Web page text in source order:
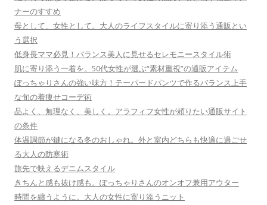
ナーのすすめ
母として、女性として。大人のライフスタイルに寄り添う通販とい
う選択
低身長ママ必見！バランス美人に見せるセレモニースタイル術
肌に寄り添う一着を。50代女性が選ぶ“素材重視”の通販アイテム
ぽっちゃりさんの強い味方！テーパードパンツで作るバランス上手
な旬の着痩せコーデ術
品よく、無理なく、美しく。アラフィフ女性が頼りたい通販サイト
の条件
体温調節が鍵になる冬のおしゃれ。外と室内どちらも快適に過ごせ
る大人の防寒術
旅先で映えるデニムスタイル
きちんと感も抜け感も。ぽっちゃりさんのオンオフ兼用アウター
時間を纏うように。大人の女性に寄り添うニット